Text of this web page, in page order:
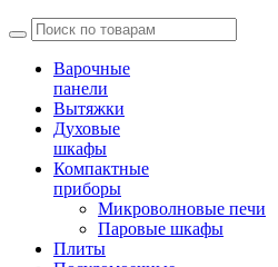
Варочные
панели
Вытяжки
Духовые
шкафы
Компактные
приборы
Микроволновые печи
Паровые шкафы
Плиты